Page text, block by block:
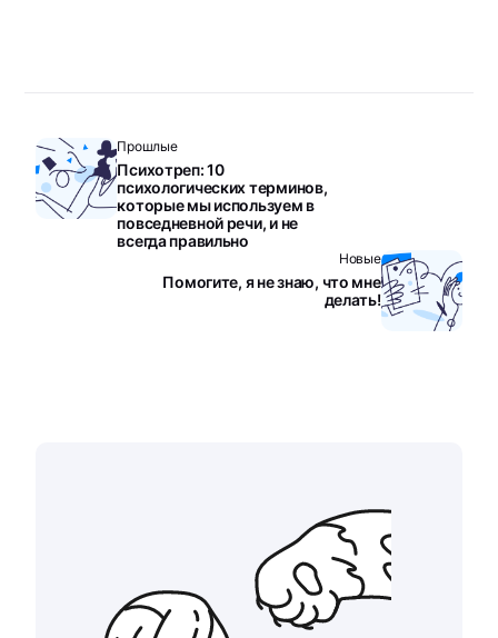
Прошлые
Психотреп: 10
психологических терминов,
которые мы используем в
повседневной речи, и не
всегда правильно
Новые
Помогите, я не знаю, что мне
делать!